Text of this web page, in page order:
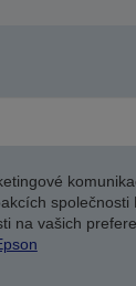
společnosti
na vašich